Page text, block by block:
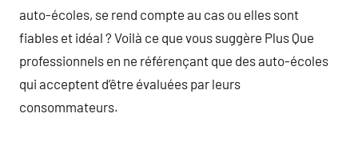
auto-écoles, se rend compte au cas ou elles sont
fiables et idéal ? Voilà ce que vous suggère Plus Que
professionnels en ne référençant que des auto-écoles
qui acceptent d’être évaluées par leurs
consommateurs.